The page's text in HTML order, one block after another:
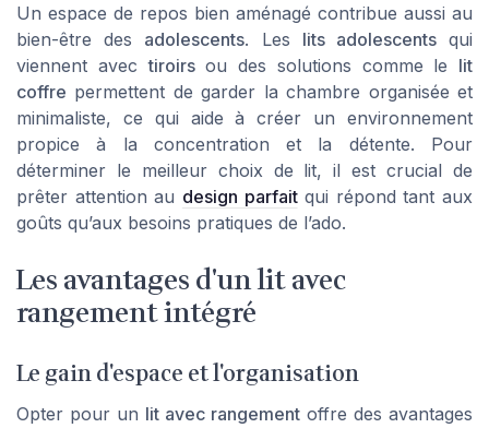
Un espace de repos bien aménagé contribue aussi au
bien-être des adolescents. Les lits adolescentsqui
viennent avectiroirsou des solutions comme le lit
coffre permettent de garder la chambre organisée et
minimaliste, ce qui aide à créer un environnement
propice à la concentration et la détente. Pour
déterminer le meilleur choix de lit, il est crucial de
prêter attention au design parfaitqui répond tant aux
goûts qu’aux besoins pratiques de l’ado.
Les avantages d'un lit avec
rangement intégré
Le gain d'espace et l'organisation
Opter pour un lit avec rangement offre des avantages